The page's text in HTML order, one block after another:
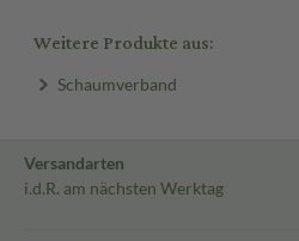
Weitere Produkte aus:
Schaumverband
Versandarten
i.d.R. am nächsten Werktag